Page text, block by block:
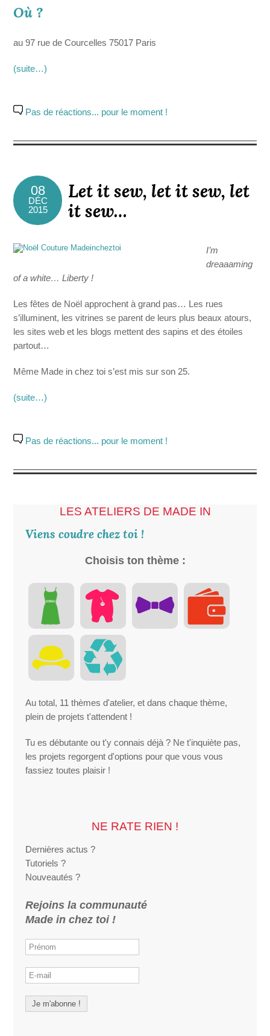
Où ?
au 97 rue de Courcelles 75017 Paris
(suite…)
Pas de réactions... pour le moment !
08
DÉC
2015
Let it sew, let it sew, let
it sew…
I’m
dreaaaming
of a white… Liberty !
Les fêtes de Noël approchent à grand pas… Les rues
s’illuminent, les vitrines se parent de leurs plus beaux atours,
les sites web et les blogs mettent des sapins et des étoiles
partout…
Même Made in chez toi s’est mis sur son 25.
(suite…)
Pas de réactions... pour le moment !
LES ATELIERS DE MADE IN
Viens coudre chez toi !
Choisis ton thème :
Au total, 11 thèmes d'atelier, et dans chaque thème,
plein de projets t'attendent !
Tu es débutante ou t'y connais déjà ? Ne t'inquiète pas,
les projets regorgent d'options pour que vous vous
fassiez toutes plaisir !
NE RATE RIEN !
Dernières actus ?
Tutoriels ?
Nouveautés ?
Rejoins la communauté
Made in chez toi !